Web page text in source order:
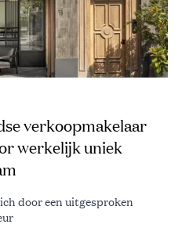
verkoopmakelaar
werkelijk uniek
door een uitgesproken